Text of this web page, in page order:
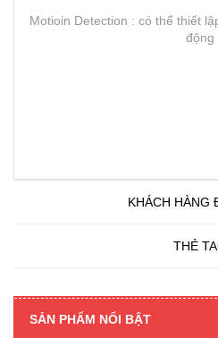
Motioin Detection : có thể thiết
động
KHÁCH HÀNG
THẺ
SẢN PHẨM NỔI BẬT